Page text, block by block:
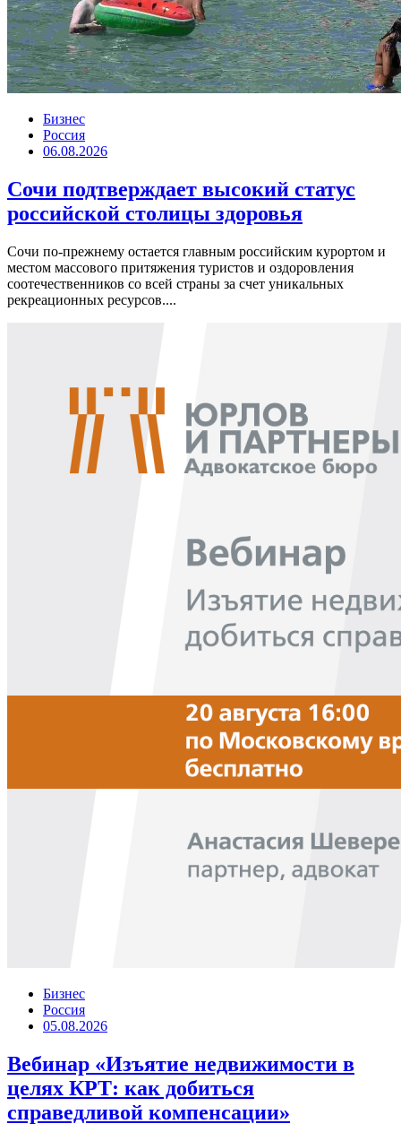
Бизнес
Россия
06.08.2026
Сочи подтверждает высокий статус
российской столицы здоровья
Сочи по-прежнему остается главным российским курортом и
местом массового притяжения туристов и оздоровления
соотечественников со всей страны за счет уникальных
рекреационных ресурсов....
Бизнес
Россия
05.08.2026
Вебинар «Изъятие недвижимости в
целях КРТ: как добиться
справедливой компенсации»